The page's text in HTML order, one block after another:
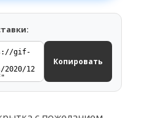
Копировать